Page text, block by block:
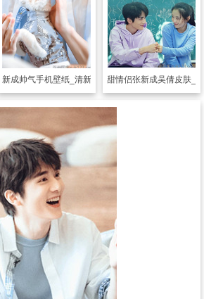
黎语冰
新成帅气手机壁纸_清新男神张新成
透明皮肤 超甜情侣张新成吴倩皮肤_